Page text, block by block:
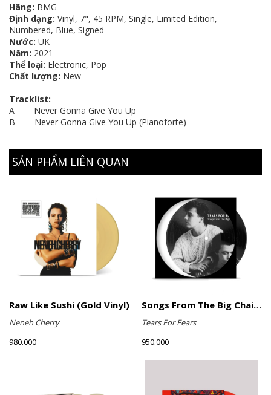
Hãng: BMG
Định dạng: Vinyl, 7", 45 RPM, Single, Limited Edition,
Numbered, Blue, Signed
Nước: UK
Năm: 2021
Thể loại: Electronic, Pop
Chất lượng: New
Tracklist:
A Never Gonna Give You Up
B Never Gonna Give You Up (Pianoforte)
SẢN PHẨM LIÊN QUAN
Raw Like Sushi (Gold Vinyl)
Neneh Cherry
980.000
Songs From The Big Chair (Picture Disc)
Tears For Fears
950.000